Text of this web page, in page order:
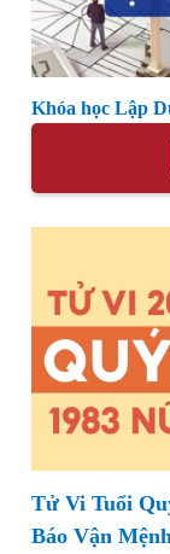
Khóa học Lập
Tử Vi Tuổi
Báo Vận